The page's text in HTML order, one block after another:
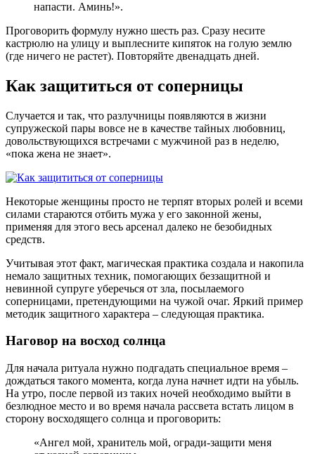
напасти. Аминь!».
Проговорить формулу нужно шесть раз. Сразу несите
кастрюлю на улицу и выплесните кипяток на голую землю
(где ничего не растет). Повторяйте двенадцать дней.
Как защититься от соперницы
Случается и так, что разлучницы появляются в жизни
супружеской пары вовсе не в качестве тайных любовниц,
довольствующихся встречами с мужчиной раз в неделю,
«пока жена не знает».
Некоторые женщины просто не терпят вторых ролей и всеми
силами стараются отбить мужа у его законной жены,
применяя для этого весь арсенал далеко не безобидных
средств.
Учитывая этот факт, магическая практика создала и накопила
немало защитных техник, помогающих беззащитной и
невинной супруге уберечься от зла, посылаемого
соперницами, претендующими на чужой очаг. Яркий пример
методик защитного характера – следующая практика.
Наговор на восход солнца
Для начала ритуала нужно подгадать специальное время –
дождаться такого момента, когда луна начнет идти на убыль.
На утро, после первой из таких ночей необходимо выйти в
безлюдное место и во время начала рассвета встать лицом в
сторону восходящего солнца и проговорить:
«Ангел мой, хранитель мой, огради-защити меня